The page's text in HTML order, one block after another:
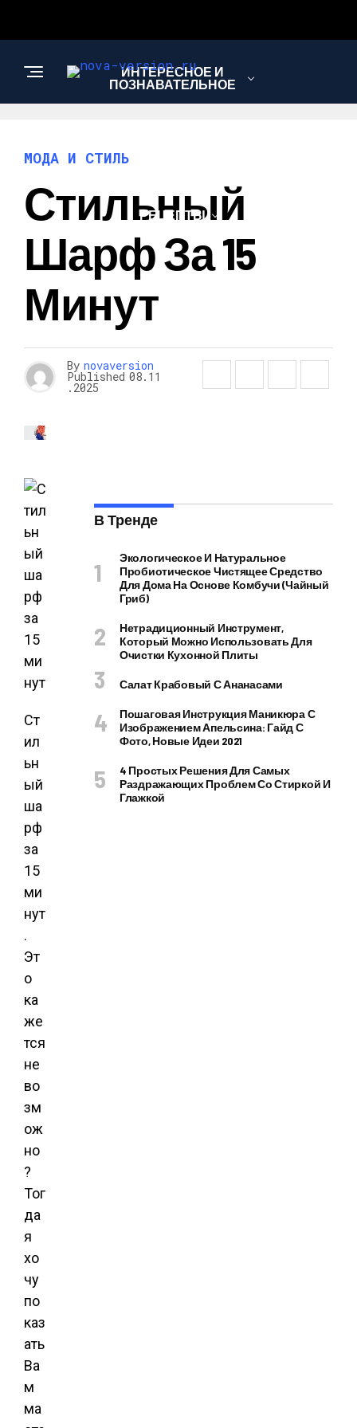
ИНТЕРЕСНОЕ И
ПОЗНАВАТЕЛЬНОЕ
МОДА И СТИЛЬ
РЕЦЕПТЫ
МОДА И СТИЛЬ
Стильный
Шарф За 15
Минут
By novaversion
Published 08.11
.2025
Ст
ил
ьн
ый
ша
рф
за
15
ми
нут
.
Эт
о
ка
же
тся
не
во
зм
ож
но
?
Тог
да
я
хо
чу
по
каз
ать
Ва
м
ма
В Тренде
Экологическое И Натуральное
Пробиотическое Чистящее Средство
Для Дома На Основе Комбучи (чайный
Гриб)
Нетрадиционный Инструмент,
Который Можно Использовать Для
Очистки Кухонной Плиты
Салат Крабовый С Ананасами
Пошаговая Инструкция Маникюра С
Изображением Апельсина: Гайд С
Фото, Новые Идеи 2021
4 Простых Решения Для Самых
Раздражающих Проблем Со Стиркой И
Глажкой